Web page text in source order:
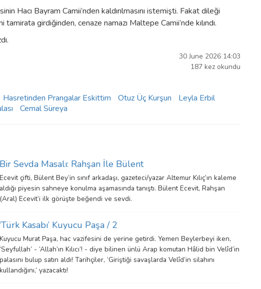
Hacı Bayram Camii’nden kaldırılmasını istemişti. Fakat dileği
girdiğinden, cenaze namazı Maltepe Camii’nde kılındı.
30 June 2026 14:03
187 kez okundu
Hasretinden Prangalar Eskittim Otuz Üç Kurşun
Leyla Erbil
Cemal Süreya
Bir Sevda Masalı: Rahşan İle Bülent
Ecevit çifti, Bülent Bey’in sınıf arkadaşı, gazeteci/yazar Altemur Kılıç’ın kaleme
aldığı piyesin sahneye konulma aşamasında tanıştı. Bülent Ecevit, Rahşan
(Aral) Ecevit’i ilk görüşte beğendi ve sevdi.
‘Türk Kasabı’ Kuyucu Paşa / 2
Kuyucu Murat Paşa, hac vazifesini de yerine getirdi. Yemen Beylerbeyi iken,
‘Seyfullah’ - ‘Allah’ın Kılıcı’! - diye bilinen ünlü Arap komutan Hâlid bin Velîd’in
palasını bulup satın aldı! Tarihçiler, ‘Giriştiği savaşlarda Velîd’in silahını
kullandığını,’ yazacaktı!